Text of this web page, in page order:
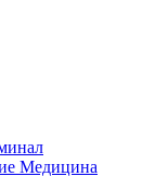
Медицина